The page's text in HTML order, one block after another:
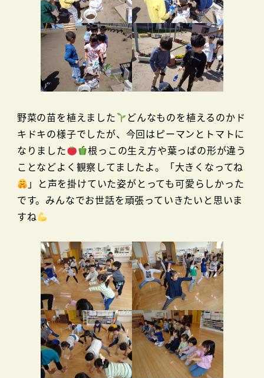
野菜の苗を植えました
どんなものを植えるのかド
キドキの様子でしたが、今回はピーマンとトマトに
なりました
根っこの生え方や葉っぱの形が違う
ことなどよく観察してましたよ。「大きくなってね
」と声を掛けていた姿がとっても可愛らしかった
です。みんなでお世話を頑張っていきたいと思いま
すね